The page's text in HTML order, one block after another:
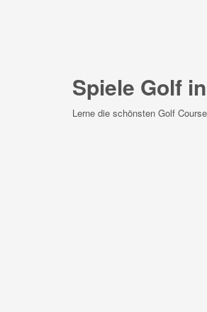
Spiele Golf
Lerne die schönsten Golf